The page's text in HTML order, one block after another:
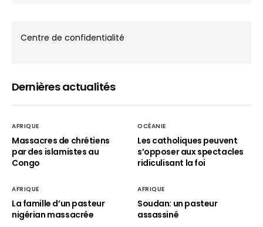
Centre de confidentialité
Dernières actualités
AFRIQUE
Massacres de chrétiens
par des islamistes au
Congo
OCÉANIE
Les catholiques peuvent
s’opposer aux spectacles
ridiculisant la foi
AFRIQUE
La famille d’un pasteur
nigérian massacrée
AFRIQUE
Soudan: un pasteur
assassiné